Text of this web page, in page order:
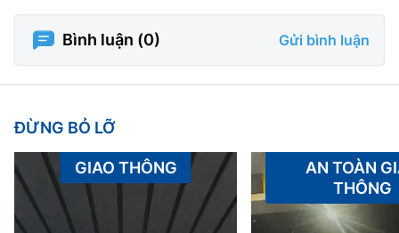
Bình luận (0) Gửi bình luận
ĐỪNG BỎ LỠ
GIAO THÔNG
AN TOÀN
THÔNG